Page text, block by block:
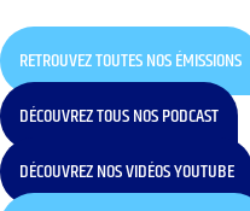
RETROUVEZ TOUTES NOS ÉMISSIONS
DÉCOUVREZ TOUS NOS PODCAST
DÉCOUVREZ NOS VIDÉOS YOUTUBE